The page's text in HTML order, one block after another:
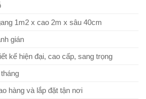
1m2 x cao 2m x sâu 40cm
gián
kế hiện đại, cao cấp, sang trọng
hàng và lắp đặt tận nơi